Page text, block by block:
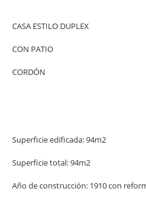
CASA ESTILO DUPLEX
CON PATIO
CORDÓN
Superficie edificada: 94m2
Superficie total: 94m2
Año de construcción: 1910 con